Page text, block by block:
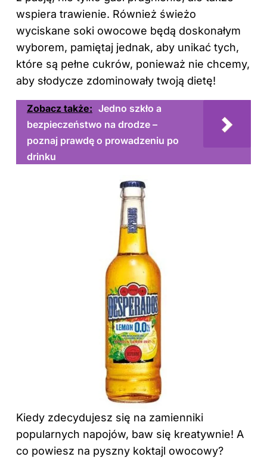
wspiera trawienie. Również świeżo
wyciskane soki owocowe będą doskonałym
wyborem, pamiętaj jednak, aby unikać tych,
które są pełne cukrów, ponieważ nie chcemy,
aby słodycze zdominowały twoją dietę!
Zobacz także: Jedno szkło a
bezpieczeństwo na drodze –
poznaj prawdę o prowadzeniu po
drinku
Kiedy zdecydujesz się na zamienniki
popularnych napojów, baw się kreatywnie! A
co powiesz na pyszny koktajl owocowy?